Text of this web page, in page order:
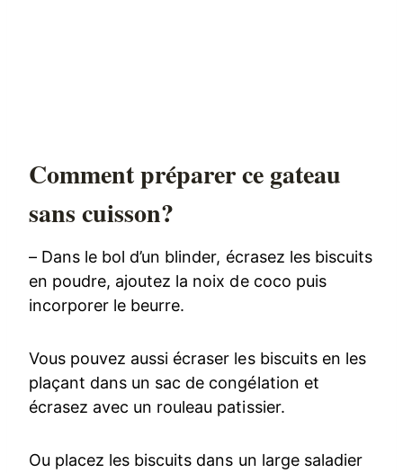
Comment préparer ce gateau
sans cuisson?
– Dans le bol d’un blinder, écrasez les biscuits
en poudre, ajoutez la noix de coco puis
incorporer le beurre.
Vous pouvez aussi écraser les biscuits en les
plaçant dans un sac de congélation et
écrasez avec un rouleau patissier.
Ou placez les biscuits dans un large saladier